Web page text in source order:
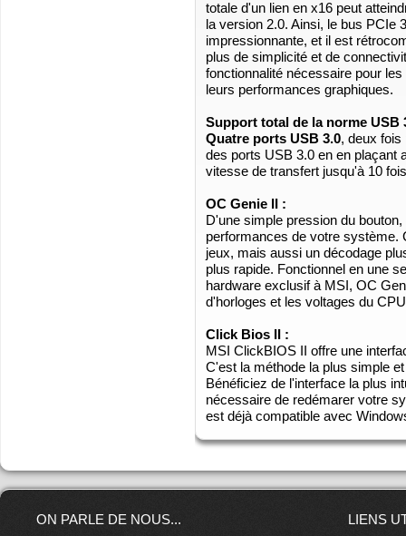
totale d'un lien en x16 peut
la version 2.0. Ainsi, le bus PCIe
impressionnante, et il est
plus de simplicité et de
fonctionnalité nécessaire pour
leurs performances graphiques.
Support total de la norme USB
Quatre ports USB 3.0, deux fois
des ports USB 3.0 en en plaçant
vitesse de transfert jusqu'à 10
OC Genie II :
D'une simple pression du
performances de votre système.
jeux, mais aussi un décodage
plus rapide. Fonctionnel en une
hardware exclusif à MSI, OC
d'horloges et les voltages du
Click Bios II :
MSI ClickBIOS II offre une
C'est la méthode la plus simple
Bénéficiez de l'interface la plus
nécessaire de redémarer votre
est déjà compatible avec
ON PARLE DE NOUS... LIENS